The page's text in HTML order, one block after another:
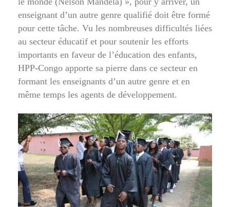
enseignant d’un autre genre qualifié doit être formé
pour cette tâche. Vu les nombreuses difficultés liées
au secteur éducatif et pour soutenir les efforts
importants en faveur de l’éducation des enfants,
HPP-Congo apporte sa pierre dans ce secteur en
formant les enseignants d’un autre genre et en
même temps les agents de développement.